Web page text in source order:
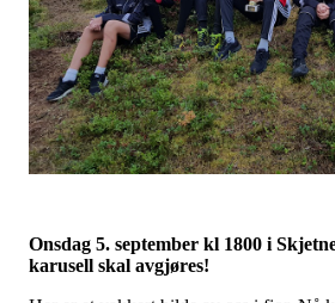
Onsdag 5. september kl 1800 i
karusell skal avgjøres!